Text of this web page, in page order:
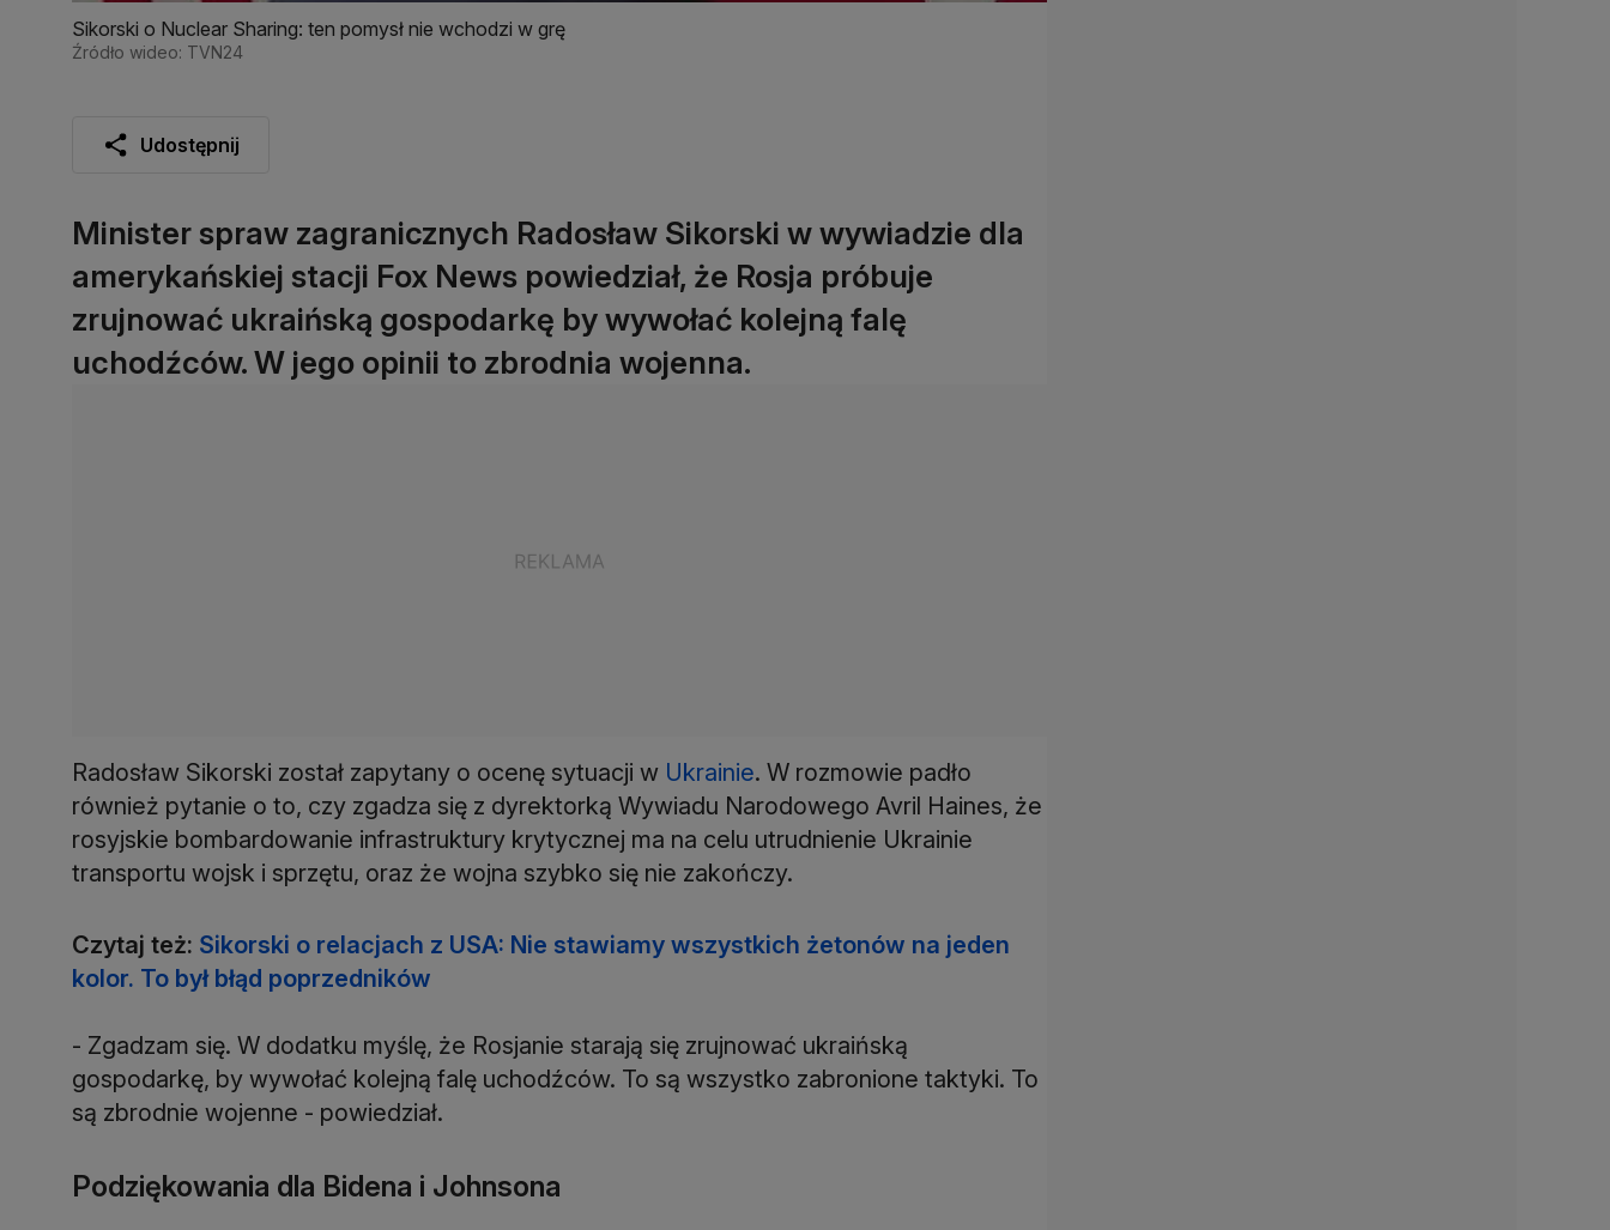
Sikorski o Nuclear Sharing: ten pomysł nie wchodzi w grę
Źródło wideo: TVN24
Udostępnij
Minister spraw zagranicznych Radosław Sikorski w wywiadzie dla
amerykańskiej stacji Fox News powiedział, że Rosja próbuje
zrujnować ukraińską gospodarkę by wywołać kolejną falę
uchodźców. W jego opinii to zbrodnia wojenna.
Radosław Sikorski został zapytany o ocenę sytuacji w Ukrainie. W rozmowie padło
również pytanie o to, czy zgadza się z dyrektorką Wywiadu Narodowego Avril Haines, że
rosyjskie bombardowanie infrastruktury krytycznej ma na celu utrudnienie Ukrainie
transportu wojsk i sprzętu, oraz że wojna szybko się nie zakończy.
Czytaj też: Sikorski o relacjach z USA: Nie stawiamy wszystkich żetonów na jeden
kolor. To był błąd poprzedników
- Zgadzam się. W dodatku myślę, że Rosjanie starają się zrujnować ukraińską
gospodarkę, by wywołać kolejną falę uchodźców. To są wszystko zabronione taktyki. To
są zbrodnie wojenne - powiedział.
Podziękowania dla Bidena i Johnsona